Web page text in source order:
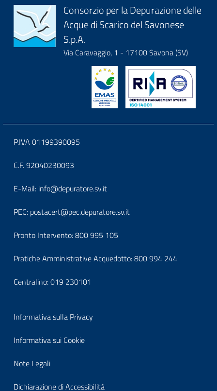
Block
it-
block-
logoeintestazionedelsito
Consorzio per la Depurazione delle
Acque di Scarico del Savonese
S.p.A.
Via Caravaggio, 1 - 17100 Savona (SV)
Block
it-
block-
footerindirizzo
P.IVA 01199390095
C.F. 92040230093
Block
it-
block-
footercontatti
E-Mail: info@depuratore.sv.it
PEC: postacert@pec.depuratore.sv.it
Pronto Intervento:800 995 105
Pratiche Amministrative Acquedotto:800 994 244
Centralino:019 230101
Block
it-
block-
footerprivacy
Informativa sulla Privacy
Informativa sui Cookie
Note Legali
Dichiarazione di Accessibilità